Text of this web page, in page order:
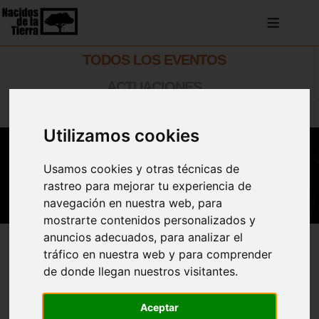
Utilizamos cookies
Usamos cookies y otras técnicas de
rastreo para mejorar tu experiencia de
navegación en nuestra web, para
mostrarte contenidos personalizados y
anuncios adecuados, para analizar el
tráfico en nuestra web y para comprender
de donde llegan nuestros visitantes.
Aceptar
≡
TODOS LOS EVENTOS
ACTUACIONES
Añadir al Calendario
Campus Infantil "El planeta: